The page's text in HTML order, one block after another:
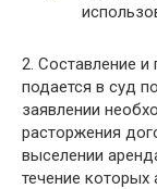
2. Составление и
подается в суд
заявлении
расторжения
выселении
течение